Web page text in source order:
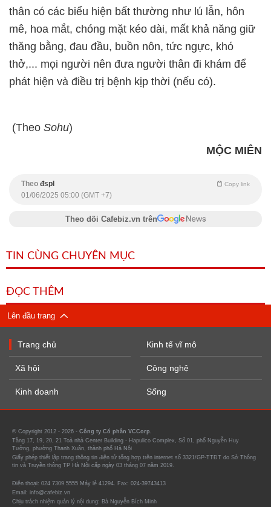
thân có các biểu hiện bất thường như lú lẫn, hôn
mê, hoa mắt, chóng mặt kéo dài, mất khả năng giữ
thăng bằng, đau đầu, buồn nôn, tức ngực, khó
thở,... mọi người nên đưa người thân đi khám để
phát hiện và điều trị bệnh kịp thời (nếu có).
(Theo Sohu)
MỘC MIÊN
Theo đspl Copy link
01/06/2025 05:00 (GMT +7)
Theo dõi Cafebiz.vn trên
TIN CÙNG CHUYÊN MỤC
ĐỌC THÊM
Lên đầu trang
Trang chủ
Xã hội
Kinh doanh
Kinh tế vĩ mô
Công nghệ
Sống
© Copyright 2012 - 2026 - Công ty Cổ phần VCCorp.
Tầng 17, 19, 20, 21 Toà nhà Center Building - Hapulico Complex, Số 01, phố Nguyễn Huy
Tưởng, phường Thanh Xuân, thành phố Hà Nội
Giấy phép thiết lập trang thông tin điện tử tổng hợp trên internet số 3321/GP-TTĐT do Sở Thông
tin và Truyền thông TP Hà Nội cấp ngày 03 tháng 07 năm 2019.
Điện thoại: 024 7309 5555 Máy lẻ 41294. Fax: 024-39743413
Email: info@cafebiz.vn
Chịu trách nhiệm quản lý nội dung: Bà Nguyễn Bích Minh